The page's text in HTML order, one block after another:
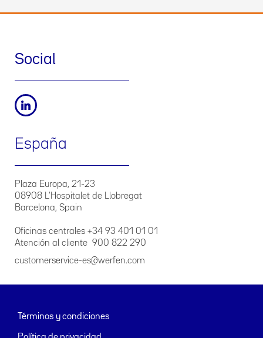
Social
España
Plaza Europa, 21-23
08908 L'Hospitalet de Llobregat
Barcelona, Spain
Oficinas centrales +34 93 401 01 01
Atención al cliente 900 822 290
customerservice-es@werfen.com
Términos y condiciones